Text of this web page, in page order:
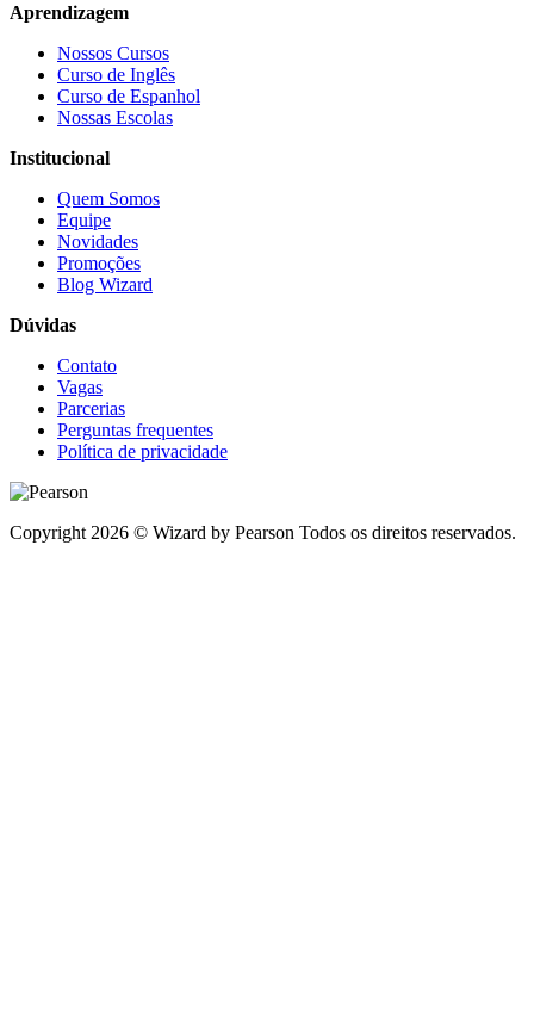
Aprendizagem
Nossos Cursos
Curso de Inglês
Curso de Espanhol
Nossas Escolas
Institucional
Quem Somos
Equipe
Novidades
Promoções
Blog Wizard
Dúvidas
Contato
Vagas
Parcerias
Perguntas frequentes
Política de privacidade
Copyright 2026 © Wizard by Pearson Todos os direitos reservados.